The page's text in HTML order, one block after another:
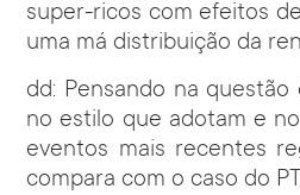
super-ricos com efeitos
uma má distribuição da
dd: Pensando na
no estilo que adotam e
eventos mais recentes
compara com o caso do